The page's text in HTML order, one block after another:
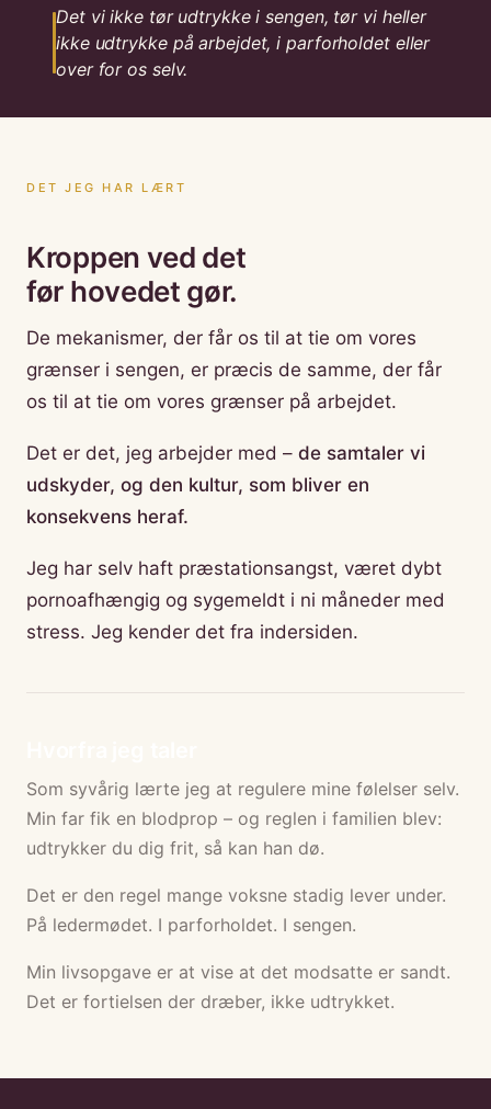
Det vi ikke tør udtrykke i sengen, tør vi heller
ikke udtrykke på arbejdet, i parforholdet eller
over for os selv.
DET JEG HAR LÆRT
Kroppen ved det
før hovedet gør.
De mekanismer, der får os til at tie om vores
grænser i sengen, er præcis de samme, der får
os til at tie om vores grænser på arbejdet.
Det er det, jeg arbejder med – de samtaler vi
udskyder, og den kultur, som bliver en
konsekvens heraf.
Jeg har selv haft præstationsangst, været dybt
pornoafhængig og sygemeldt i ni måneder med
stress. Jeg kender det fra indersiden.
Som syvårig lærte jeg at regulere mine følelser selv.
Min far fik en blodprop – og reglen i familien blev:
udtrykker du dig frit, så kan han dø.
Det er den regel mange voksne stadig lever under.
På ledermødet. I parforholdet. I sengen.
Min livsopgave er at vise at det modsatte er sandt.
Det er fortielsen der dræber, ikke udtrykket.